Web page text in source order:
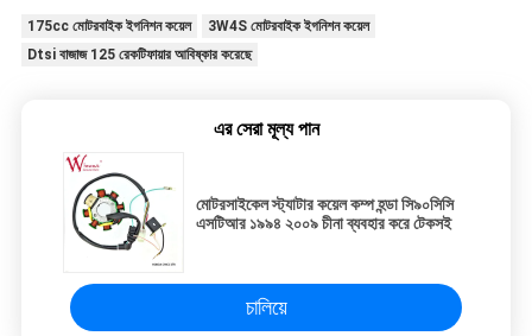
175cc মোটরবাইক ইগনিশন কয়েল
3W4S মোটরবাইক ইগনিশন কয়েল
Dtsi বাজাজ 125 রেকটিফায়ার আবিষ্কার করেছে
এর সেরা মূল্য পান
মোটরসাইকেল স্ট্যাটার কয়েল কম্প হন্ডা সি৯০সিসি
এসটিআর ১৯৯৪ ২০০৯ চীনা ব্যবহার করে টেকসই
চালিয়ে